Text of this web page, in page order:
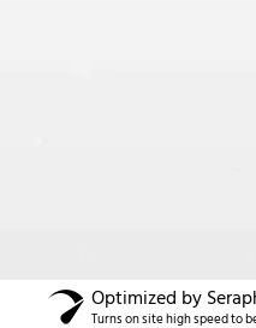
Optimized by
Turns on site high speed to